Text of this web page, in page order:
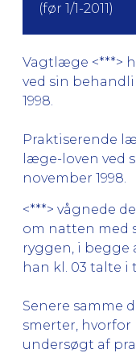
(før 1/1-2011)
Vagtlæge <***>
ved sin
1998.
Praktiserende
læge-loven ved
november 1998.
<***> vågnede
om natten med
ryggen, i begge
han kl. 03 talte i
Senere samme
smerter, hvorfor
undersøgt af